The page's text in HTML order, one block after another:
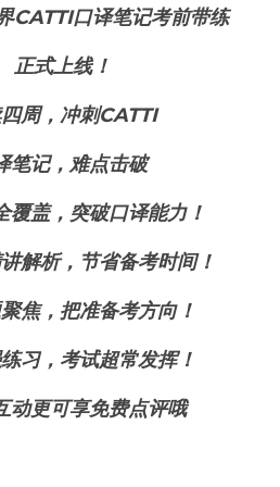
CATTI口译笔记考前带练
正式上线！
周，冲刺CATTI
笔记，难点击破
覆盖，突破口译能力！
解析，节省备考时间！
焦，把准备考方向！
习，考试超常发挥！
动更可享免费点评哦